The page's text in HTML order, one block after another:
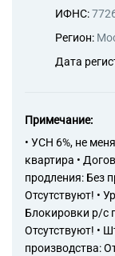
ИФНС:
Регион:
Дата
Примечание:
• УСН 6%, не
квартира •
продления: Без
Отсутствуют! •
Блокировки р/с
Отсутствуют! •
производства: